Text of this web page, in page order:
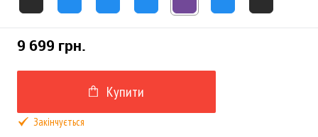
9 699 грн.
Купити
Закінчується